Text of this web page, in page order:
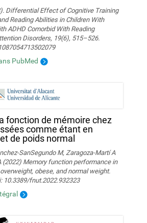
Differential Effect of Cognitive Training
Reading Abilities in Children With
ADHD Comorbid With Reading
Disorders, 19(6), 515–526.
PubMed
fonction de mémoire chez
comme étant en
de poids normal
SanSegundo M, Zaragoza-Martí A
(2022) Memory function performance in
obese, and normal weight.
10.3389/fnut.2022.932323